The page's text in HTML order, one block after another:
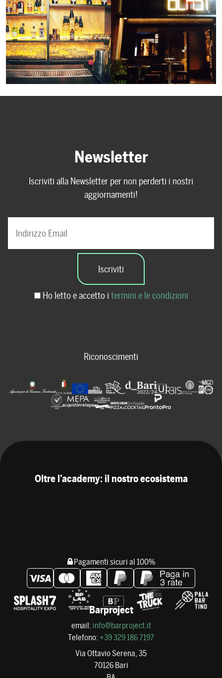
Newsletter
Iscriviti alla Newsletter per non perderti i nostri
aggiornamenti!
Ho letto e accetto i termini e le condizioni
Riconoscimenti
Oltre l’academy: il nostro ecosistema
Pagamenti sicuri al 100%
Barproject
email: info@barproject.it
Telefono: +39 329 186 7197
Via Ottavio Serena, 35
70126 Bari